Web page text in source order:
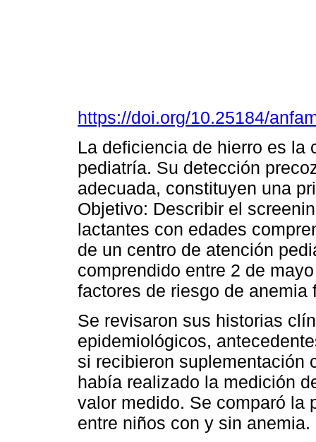
https://doi.org/10.25184/
La deficiencia de hierro es la
pediatría. Su detección
adecuada, constituyen una
Objetivo: Describir el
lactantes con edades
de un centro de atención
comprendido entre 2 de
factores de riesgo de anemia
Se revisaron sus historias
epidemiológicos,
si recibieron suplementación
había realizado la medición
valor medido. Se comparó la
entre niños con y sin anemia.